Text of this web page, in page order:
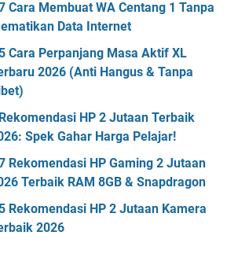
Cara Membuat WA Centang 1 Tanpa
Data Internet
Cara Perpanjang Masa Aktif XL
2026 (Anti Hangus & Tanpa
HP 2 Jutaan Terbaik
Spek Gahar Harga Pelajar!
Rekomendasi HP Gaming 2 Jutaan
Terbaik RAM 8GB & Snapdragon
Rekomendasi HP 2 Jutaan Kamera
2026